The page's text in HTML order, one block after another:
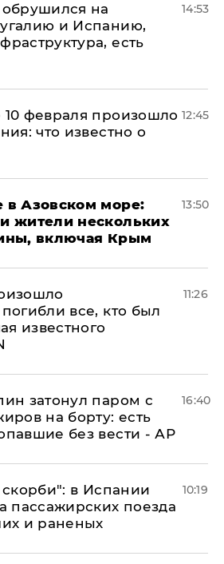
на
и Испанию,
есть
14:53
февраля произошло
что известно о
12:45
в Азовском море:
жители нескольких
включая Крым
13:50
все, кто был
известного
11:26
затонул паром с
на борту: есть
без вести - АР
16:40
в Испании
пассажирских поезда
и раненых
10:19